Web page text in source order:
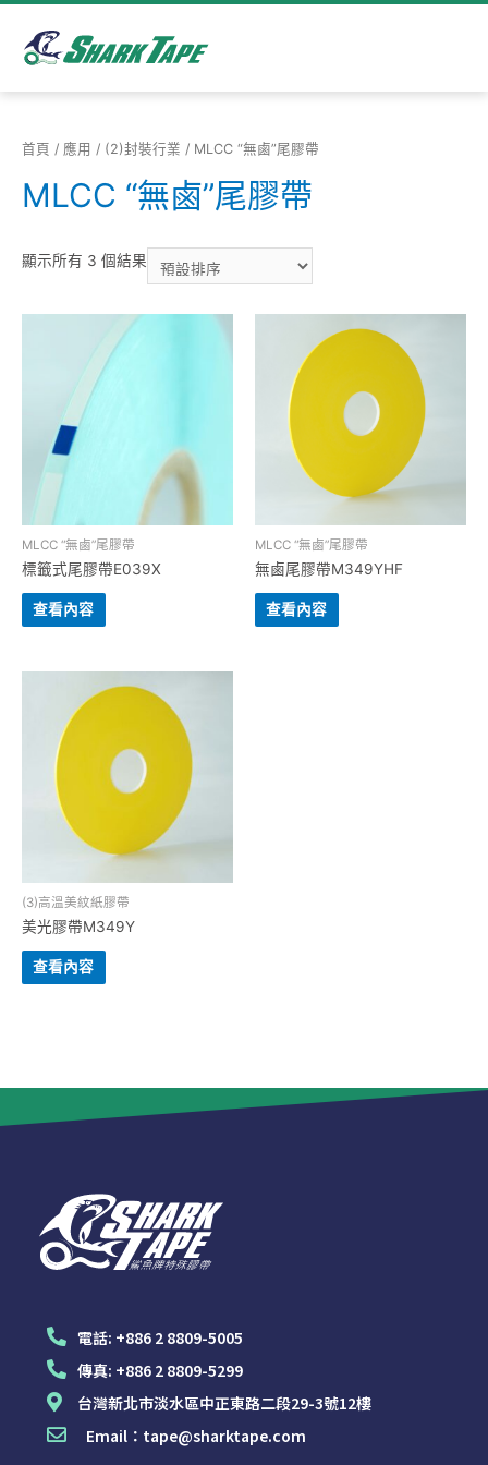
首頁 / 應用 / (2)封裝行業 / MLCC “無⿄”尾膠帶
MLCC “無⿄”尾膠帶
顯示所有 3 個結果
MLCC “無⿄”尾膠帶
標籤式尾膠帶E039X
查看內容
MLCC “無⿄”尾膠帶
無鹵尾膠帶M349YHF
查看內容
(3)⾼溫美紋紙膠帶
美光膠帶M349Y
查看內容
電話: +886 2 8809-5005
傳真: +886 2 8809-5299
台灣新北市淡水區中正東路二段29-3號12樓
Email： tape@sharktape.com